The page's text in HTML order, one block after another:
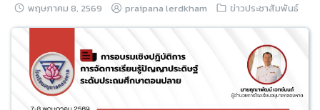
พฤษภาคม 8, 2569 praipana lerdkham ข่าวประชาสัมพันธ์